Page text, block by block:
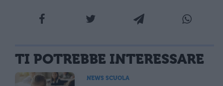
TI POTREBBE INTERESSARE
NEWS SCUOLA